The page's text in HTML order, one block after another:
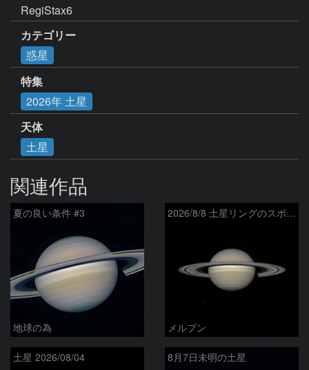
RegiStax6
カテゴリー
惑星
特集
2026年 土星
天体
土星
関連作品
夏の良い条件 #3
地球の為
2026/8/8 土星リングのスポーク
メルプン
土星 2026/08/04 8月7日未明の土星